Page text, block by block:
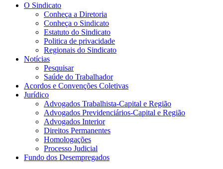
O Sindicato
Conheça a Diretoria
Conheça o Sindicato
Estatuto do Sindicato
Politica de privacidade
Regionais do Sindicato
Notícias
Pesquisar
Saúde do Trabalhador
Acordos e Convenções Coletivas
Jurídico
Advogados Trabalhista-Capital e Região
Advogados Previdenciários-Capital e Região
Advogados Interior
Direitos Permanentes
Homologações
Processo Judicial
Fundo dos Desempregados